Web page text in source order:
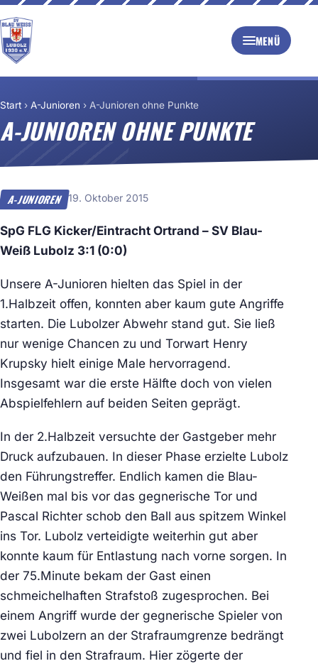
MENÜ
Start › A-Junioren › A-Junioren ohne Punkte
A-JUNIOREN OHNE PUNKTE
A-JUNIOREN 19. Oktober 2015
SpG FLG Kicker/Eintracht Ortrand – SV Blau-
Weiß Lubolz 3:1 (0:0)
Unsere A-Junioren hielten das Spiel in der
1.Halbzeit offen, konnten aber kaum gute Angriffe
starten. Die Lubolzer Abwehr stand gut. Sie ließ
nur wenige Chancen zu und Torwart Henry
Krupsky hielt einige Male hervorragend.
Insgesamt war die erste Hälfte doch von vielen
Abspielfehlern auf beiden Seiten geprägt.
In der 2.Halbzeit versuchte der Gastgeber mehr
Druck aufzubauen. In dieser Phase erzielte Lubolz
den Führungstreffer. Endlich kamen die Blau-
Weißen mal bis vor das gegnerische Tor und
Pascal Richter schob den Ball aus spitzem Winkel
ins Tor. Lubolz verteidigte weiterhin gut aber
konnte kaum für Entlastung nach vorne sorgen. In
der 75.Minute bekam der Gast einen
schmeichelhaften Strafstoß zugesprochen. Bei
einem Angriff wurde der gegnerische Spieler von
zwei Lubolzern an der Strafraumgrenze bedrängt
und fiel in den Strafraum. Hier zögerte der